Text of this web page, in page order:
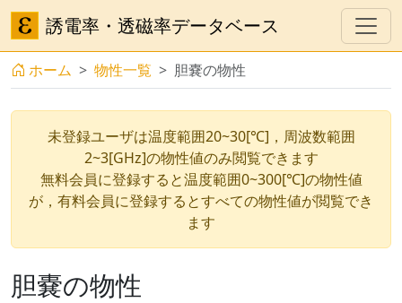
誘電率・透磁率データベース
ホーム 物性一覧 胆嚢の物性
未登録ユーザは温度範囲20~30[℃]，周波数範囲
2~3[GHz]の物性値のみ閲覧できます
無料会員に登録すると温度範囲0~300[℃]の物性値
が，有料会員に登録するとすべての物性値が閲覧でき
ます
胆嚢の物性